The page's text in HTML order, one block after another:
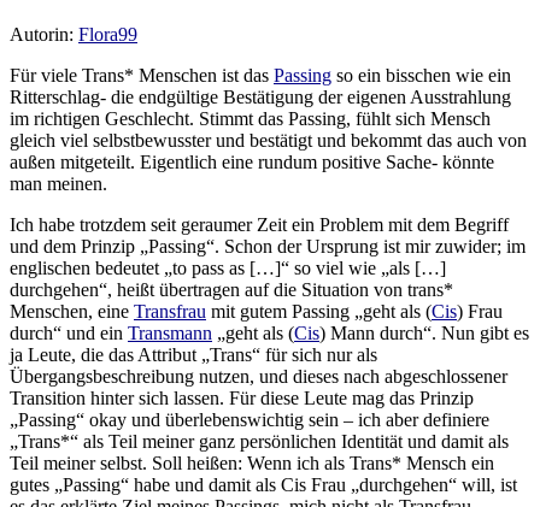
Autorin: Flora99
Für viele Trans* Menschen ist das Passing so ein bisschen wie ein
Ritterschlag- die endgültige Bestätigung der eigenen Ausstrahlung
im richtigen Geschlecht. Stimmt das Passing, fühlt sich Mensch
gleich viel selbstbewusster und bestätigt und bekommt das auch von
außen mitgeteilt. Eigentlich eine rundum positive Sache- könnte
man meinen.
Ich habe trotzdem seit geraumer Zeit ein Problem mit dem Begriff
und dem Prinzip „Passing“. Schon der Ursprung ist mir zuwider; im
englischen bedeutet „to pass as […]“ so viel wie „als […]
durchgehen“, heißt übertragen auf die Situation von trans*
Menschen, eine Transfrau mit gutem Passing „geht als (Cis) Frau
durch“ und ein Transmann „geht als (Cis) Mann durch“. Nun gibt es
ja Leute, die das Attribut „Trans“ für sich nur als
Übergangsbeschreibung nutzen, und dieses nach abgeschlossener
Transition hinter sich lassen. Für diese Leute mag das Prinzip
„Passing“ okay und überlebenswichtig sein – ich aber definiere
„Trans*“ als Teil meiner ganz persönlichen Identität und damit als
Teil meiner selbst. Soll heißen: Wenn ich als Trans* Mensch ein
gutes „Passing“ habe und damit als Cis Frau „durchgehen“ will, ist